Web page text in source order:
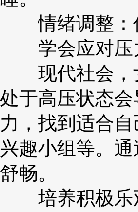
情绪调整：
学会应对压
现代社会，女
处于高压状态
力，找到适合
兴趣小组等。
舒畅。
培养积极乐